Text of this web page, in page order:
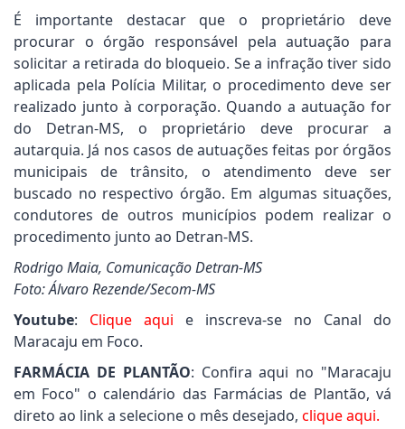
É importante destacar que o proprietário deve
procurar o órgão responsável pela autuação para
solicitar a retirada do bloqueio. Se a infração tiver sido
aplicada pela Polícia Militar, o procedimento deve ser
realizado junto à corporação. Quando a autuação for
do Detran-MS, o proprietário deve procurar a
autarquia. Já nos casos de autuações feitas por órgãos
municipais de trânsito, o atendimento deve ser
buscado no respectivo órgão. Em algumas situações,
condutores de outros municípios podem realizar o
procedimento junto ao Detran-MS.
Rodrigo Maia, Comunicação Detran-MS
Foto: Álvaro Rezende/Secom-MS
Youtube: Clique aqui e inscreva-se no Canal do
Maracaju em Foco.
FARMÁCIA DE PLANTÃO: Confira aqui no "Maracaju
em Foco" o calendário das Farmácias de Plantão, vá
direto ao link a selecione o mês desejado, clique aqui.